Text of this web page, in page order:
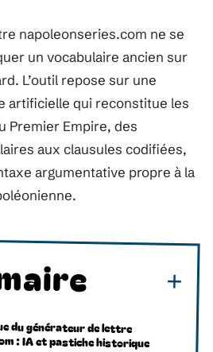
napoleonseries.com ne se
un vocabulaire ancien sur
L’outil repose sur une
artificielle qui reconstitue les
Premier Empire, des
aux clausules codifiées,
argumentative propre à la
du générateur de lettre
: IA et pastiche historique